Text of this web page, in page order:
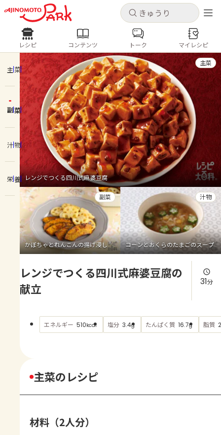
キャンセル
ログインするとレシピを保存できます
ログイン 新規登録
ホーム
コンテンツ
レシピ
トーク
よくあるお問い合わせ
お買い物
AJINOMOTO PARK とは
キャンセル
レシピ コンテンツ
人気の食材・レシピ
きゅうり なす トマト
とうもろこし
ピーマン
みょうが ゴーヤ
レシピ コンテンツ トーク マイレシピ
主菜
副菜
汁物
栄養 レンジでつくる四川式麻婆豆腐
主菜
かぼちゃとれんこんの揚げ浸し
副菜
コーンとおくらのたまごのスープ
汁物
レンジでつくる四川式麻婆豆腐の
献立
31分
エネルギー 510kcal 塩分 3.4g たんぱく質 16.7g 脂質
主菜のレシピ
材料（2人分）